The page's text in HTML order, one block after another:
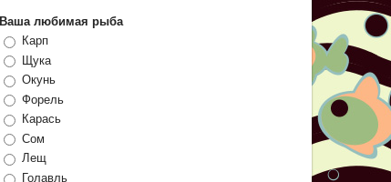
Ваша любимая рыба
Карп
Щука
Окунь
Форель
Карась
Сом
Лещ
Голавль